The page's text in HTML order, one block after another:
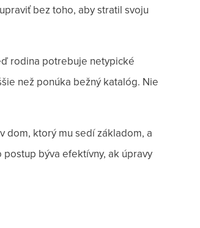
bez toho, aby stratil svoju
rodina potrebuje netypické
než ponúka bežný katalóg. Nie
dom, ktorý mu sedí základom, a
býva efektívny, ak úpravy